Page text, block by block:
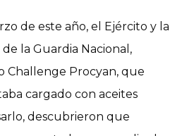
de este año, el Ejército y la
la Guardia Nacional,
Challenge Procyan, que
cargado con aceites
descubrieron que